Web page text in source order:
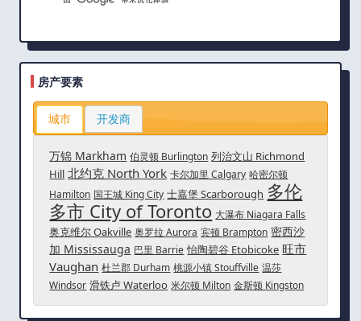
房产要素
城市 开发商
万锦 Markham 伯灵顿 Burlington 列治文山 Richmond
Hill 北约克 North York 卡尔加里 Calgary 哈密尔顿
Hamilton 国王城 King City 士嘉堡 Scarborough 多伦
多市 City of Toronto 大瀑布 Niagara Falls
奥克维尔 Oakville 奥罗拉 Aurora 宾顿 Brampton 密西沙
加 Mississauga 巴里 Barrie 怡陶碧谷 Etobicoke 旺市
Vaughan 杜兰郡 Durham 桃源小镇 Stouffville 温莎
Windsor 滑铁卢 Waterloo 米尔顿 Milton 金斯顿 Kingston